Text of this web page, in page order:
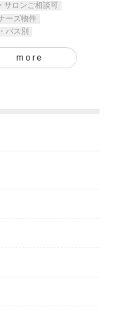
サロンご相談可
ーズ物件
バス別
more